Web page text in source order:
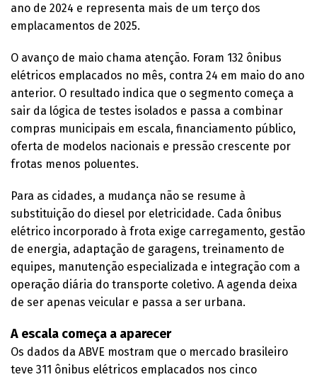
ano de 2024 e representa mais de um terço dos
emplacamentos de 2025.
O avanço de maio chama atenção. Foram 132 ônibus
elétricos emplacados no mês, contra 24 em maio do ano
anterior. O resultado indica que o segmento começa a
sair da lógica de testes isolados e passa a combinar
compras municipais em escala, financiamento público,
oferta de modelos nacionais e pressão crescente por
frotas menos poluentes.
Para as cidades, a mudança não se resume à
substituição do diesel por eletricidade. Cada ônibus
elétrico incorporado à frota exige carregamento, gestão
de energia, adaptação de garagens, treinamento de
equipes, manutenção especializada e integração com a
operação diária do transporte coletivo. A agenda deixa
de ser apenas veicular e passa a ser urbana.
A escala começa a aparecer
Os dados da ABVE mostram que o mercado brasileiro
teve 311 ônibus elétricos emplacados nos cinco